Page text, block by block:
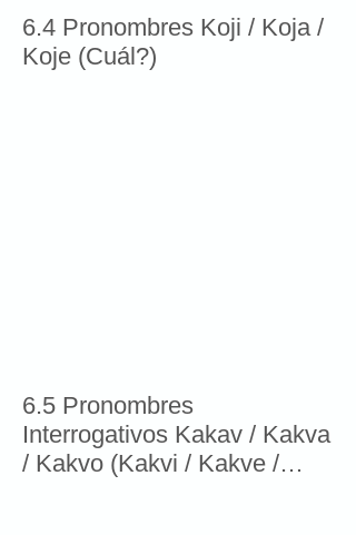
6.4 Pronombres Koji / Koja /
Koje (Cuál?)
6.5 Pronombres
Interrogativos Kakav / Kakva
/ Kakvo (Kakvi / Kakve /